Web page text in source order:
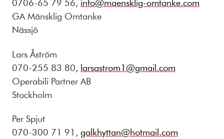
0706-65 79 56, info@maensklig-omtanke.com
GA Mänsklig Omtanke
Nässjö
Lars Åström
070-255 83 80, larsastrom1@gmail.com
Operabili Partner AB
Stockholm
Per Spjut
070-300 71 91, galkhyttan@hotmail.com